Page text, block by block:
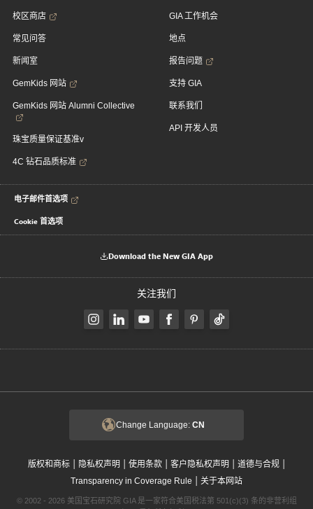
校区商店
常见问答
新闻室
GemKids 网站
GemKids 网站 Alumni Collective
珠宝质量保证基准v
4C 钻石品质标准
GIA 工作机会
地点
报告问题
支持 GIA
联系我们
API 开发人员
电子邮件首选项
Cookie 首选项
Download the New GIA App
关注我们
Change Language: CN
版权和商标 | 隐私权声明 | 使用条款 | 客户隐私权声明 | 道德与合规 |
Transparency in Coverage Rule | 关于本网站
© 2002 - 2026 美国宝石研究院 GIA 是一家符合美国税法第 501(c)(3) 条的非营利组